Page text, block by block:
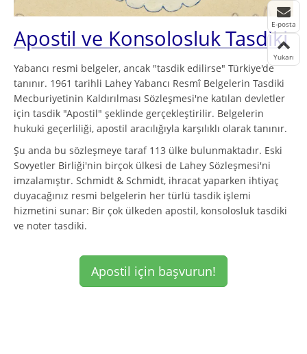
Apostil ve Konsolosluk Tasdiki
Yabancı resmi belgeler, ancak "tasdik edilirse" Türkiye'de
tanınır. 1961 tarihli Lahey Yabancı Resmî Belgelerin Tasdiki
Mecburiyetinin Kaldırılması Sözleşmesi'ne katılan devletler
için tasdik "Apostil" şeklinde gerçekleştirilir. Belgelerin
hukuki geçerliliği, apostil aracılığıyla karşılıklı olarak tanınır.
Şu anda bu sözleşmeye taraf 113 ülke bulunmaktadır. Eski
Sovyetler Birliği'nin birçok ülkesi de Lahey Sözleşmesi'ni
imzalamıştır. Schmidt & Schmidt, ihracat yaparken ihtiyaç
duyacağınız resmi belgelerin her türlü tasdik işlemi
hizmetini sunar: Bir çok ülkeden apostil, konsolosluk tasdiki
ve noter tasdiki.
Apostil için başvurun!
E-posta
Yukarı